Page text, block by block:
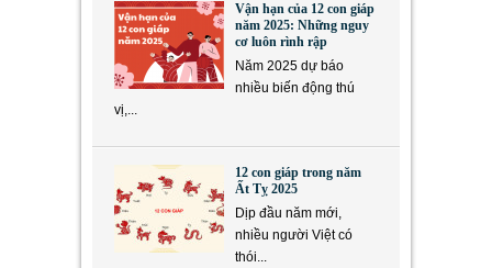
Vận hạn của 12 con giáp
năm 2025: Những nguy
cơ luôn rình rập
Năm 2025 dự báo
nhiều biến động thú
vị,...
12 con giáp trong năm
Ất Tỵ 2025
Dịp đầu năm mới,
nhiều người Việt có
thói...